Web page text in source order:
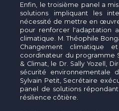
Enfin, le troisième panel a
solutions impliquant les
nécessité de mettre en
pour renforcer l'adaptation
climatique. M. Théophile
Changement climatique
coordinateur du programme
& Climat, le Dr. Sally Yozell,
sécurité environnementale
Sylvain Petit, Secrétaire
panel de solutions
résilience côtière.